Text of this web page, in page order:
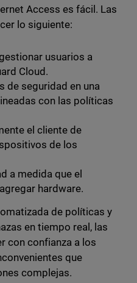
Access es fácil. Las
lo siguiente:
usuarios a
Cloud.
de seguridad en una
con las políticas
el cliente de
de los
a medida que el
hardware.
de políticas y
en tiempo real, las
con confianza a los
que
complejas.